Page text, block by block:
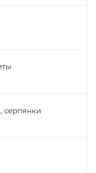
серпянки